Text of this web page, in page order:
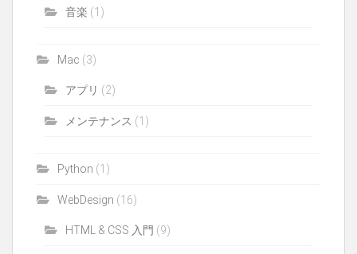
音楽 (1)
Mac (3)
アプリ (2)
メンテナンス (1)
Python (1)
WebDesign (16)
HTML & CSS 入門 (9)